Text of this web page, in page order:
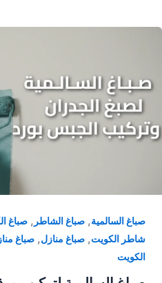
صباغ السالمية, صباغ الشاطر , صباغ
شاطر الكويت, صباغ منازل, صباغ
الكويت